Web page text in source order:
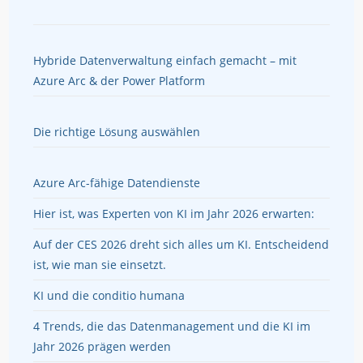
Hybride Datenverwaltung einfach gemacht – mit
Azure Arc & der Power Platform
Die richtige Lösung auswählen
Azure Arc-fähige Datendienste
Hier ist, was Experten von KI im Jahr 2026 erwarten:
Auf der CES 2026 dreht sich alles um KI. Entscheidend
ist, wie man sie einsetzt.
KI und die conditio humana
4 Trends, die das Datenmanagement und die KI im
Jahr 2026 prägen werden